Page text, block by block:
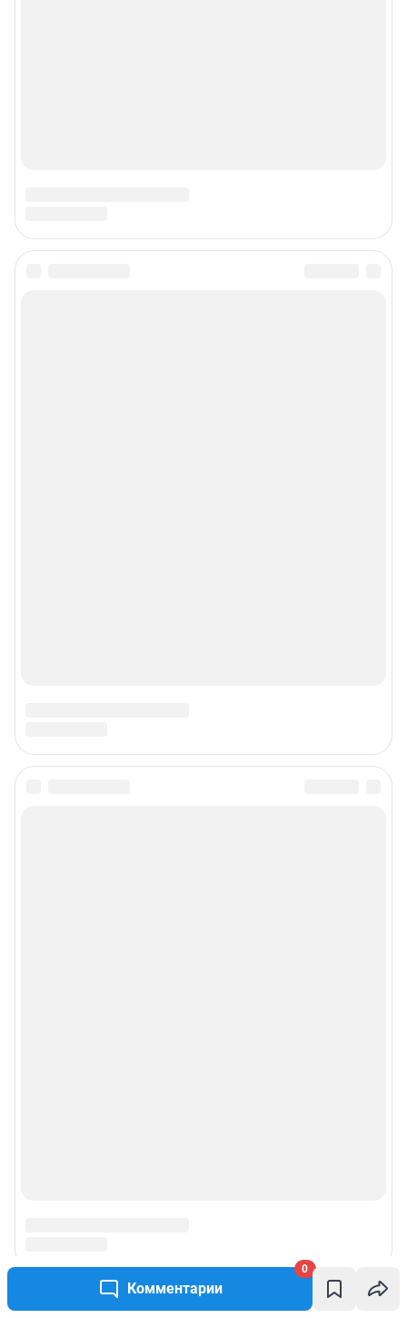
Комментарии
0